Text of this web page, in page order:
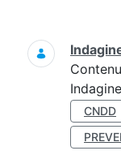
Ricerca
CNDD